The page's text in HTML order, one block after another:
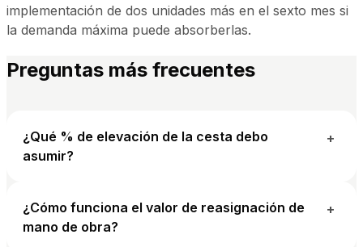
implementación de dos unidades más en el sexto mes si
la demanda máxima puede absorberlas.
Preguntas más frecuentes
¿Qué % de elevación de la cesta debo
asumir?
+
¿Cómo funciona el valor de reasignación de
mano de obra?
+